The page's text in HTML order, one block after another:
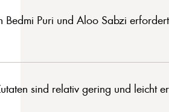
Bedmi Puri und Aloo Sabzi
sind relativ gering und leicht